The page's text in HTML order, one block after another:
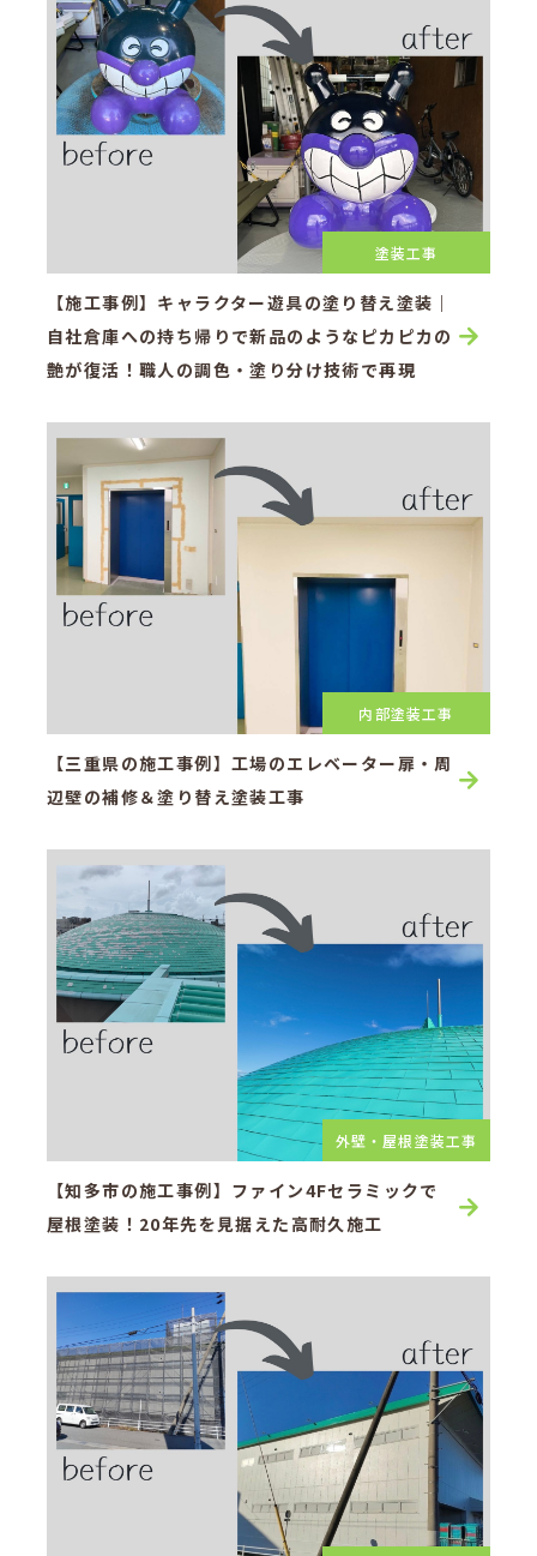
塗装工事
【施工事例】キャラクター遊具の塗り替え塗装｜
自社倉庫への持ち帰りで新品のようなピカピカの
艶が復活！職人の調色・塗り分け技術で再現
内部塗装工事
【三重県の施工事例】工場のエレベーター扉・周
辺壁の補修＆塗り替え塗装工事
外壁・屋根塗装工事
【知多市の施工事例】ファイン4Fセラミックで
屋根塗装！20年先を見据えた高耐久施工